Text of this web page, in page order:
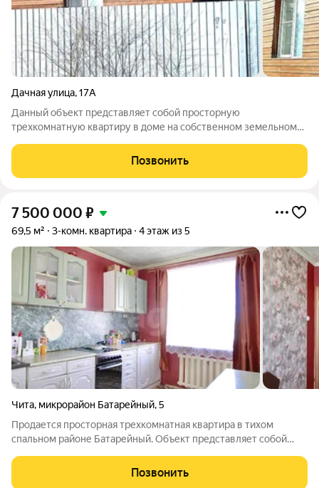
Дачная улица,17А
Данный объект представляет собой просторную
трехкомнатную квартиру в доме на собственном земельном
открывает возможности для комфортной загородной жизни
без отрыва от городских удобств. В недавнем
Позвонить
7 500 000 ₽
69,5 м² 3-комн. квартира 4 этаж из 5
Чита, микрорайон Батарейный,5
Продается просторная трехкомнатная квартира в тихом
спальном районе Батарейный. Объект представляет собой
пространства под индивидуальный дизайн-проект. Квартира
расположена на 4 этаже панельного
Позвонить